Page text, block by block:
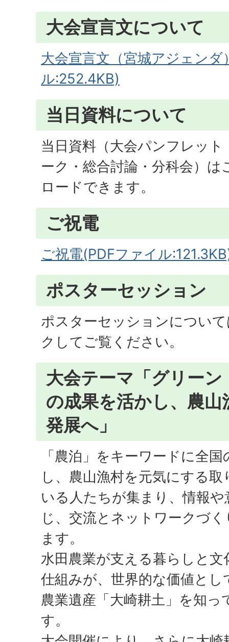
大会宣言文について
大会宣言文（宮城アジェンダ
ル:252.4KB)
当日資料について
当日資料（大会パンフレッ
ーク・総合討論・分科会）
ロードできます。
ご祝電
ご祝電(PDFファイル
ポスターセッション
ポスターセッションについ
クしてご覧ください。
大会テーマ「グリーン
の成果を活かし、農山
発展へ」
「農泊」をキーワードに全
し、農山漁村を元気にする
いる人たちが集まり、情報
じ、交流とネットワークづ
ます。
水田農業が支える暮らしと文
仕組みが、世界的な価値と
農業遺産「大崎耕土」を知っ
す。